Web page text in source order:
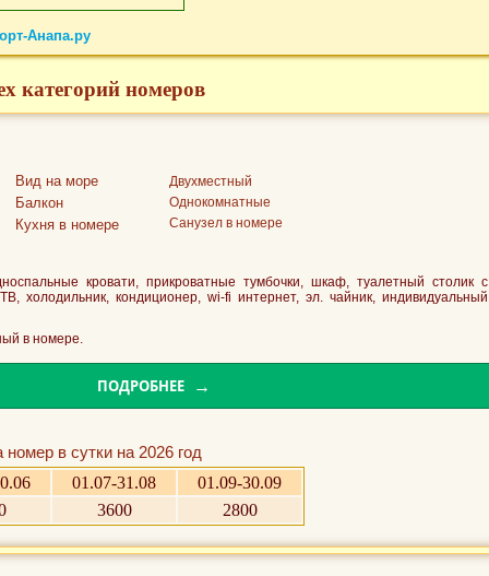
Анапа.ру
категорий номеров
Вид на море
Балкон
Кухня в номере
Двухместный
Однокомнатные
Санузел в номере
кровати, прикроватные тумбочки, шкаф, туалетный столик с
холодильник, кондиционер, wi-fi интернет, эл. чайник, индивидуальный
в номере.
ПОДРОБНЕЕ
в сутки на 2026 год
01.07-31.08
01.09-30.09
3600 2800